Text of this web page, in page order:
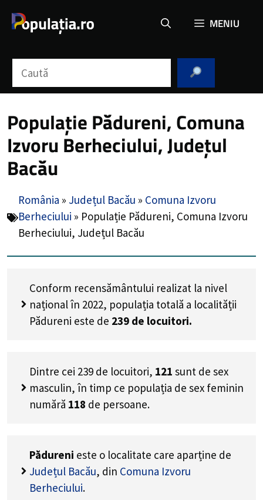
MENIU
Populație Pădureni, Comuna
Izvoru Berheciului, Județul
Bacău
România » Județul Bacău » Comuna Izvoru
Berheciului » Populație Pădureni, Comuna Izvoru
Berheciului, Județul Bacău
Conform recensământului realizat la nivel
național în 2022, populația totală a localității
Pădureni este de 239 de locuitori.
Dintre cei 239 de locuitori, 121 sunt de sex
masculin, în timp ce populația de sex feminin
numără 118 de persoane.
Pădureni este o localitate care aparține de
Județul Bacău, din Comuna Izvoru
Berheciului.